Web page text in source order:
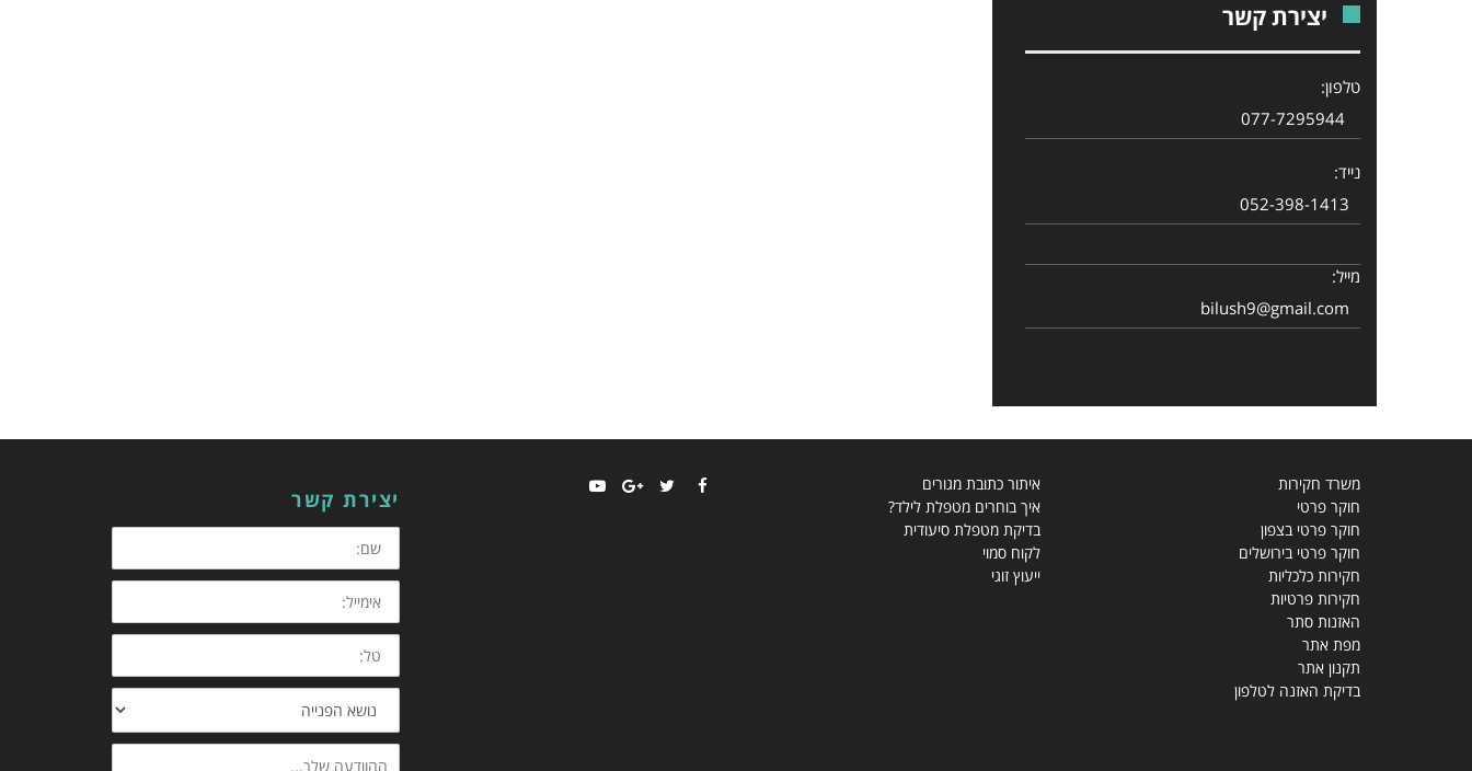
יצירת קשר
טלפון:
077-7295944
נייד:
052-398-1413
מייל:
bilush9@gmail.com
משרד חקירות
חוקר פרטי
חוקר פרטי בצפון
חוקר פרטי בירושלים
חקירות כלכליות
חקירות פרטיות
האזנות סתר
מפת אתר
תקנון אתר
בדיקת האזנה לטלפון
איתור כתובת מגורים
איך בוחרים מטפלת לילד?
בדיקת מטפלת סיעודית
לקוח סמוי
ייעוץ זוגי
יצירת קשר